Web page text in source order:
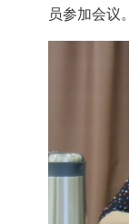
员参加会议。